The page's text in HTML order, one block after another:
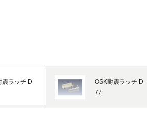
震ラッチ D-
OSK耐震ラッチ D-
77